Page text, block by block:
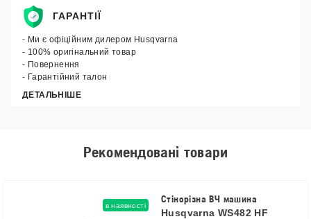
ГАРАНТІЇ
- Ми є офіційним дилером Husqvarna
- 100% оригінальний товар
- Повернення
- Гарантійний талон
ДЕТАЛЬНІШЕ
Рекомендовані товари
в наявності
Стінорізна ВЧ машина
Husqvarna WS482 HF